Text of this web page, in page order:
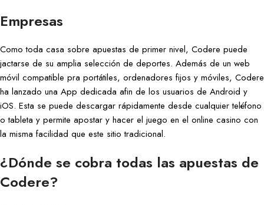
Empresas
Como toda casa sobre apuestas de primer nivel, Codere puede
jactarse de su amplia selección de deportes. Además de un web
móvil compatible pra portátiles, ordenadores fijos y móviles, Codere
ha lanzado una App dedicada afin de los usuarios de Android y
iOS. Esta se puede descargar rápidamente desde cualquier teléfono
o tableta y permite apostar y hacer el juego en el online casino con
la misma facilidad que este sitio tradicional.
¿Dónde se cobra todas las apuestas de
Codere?